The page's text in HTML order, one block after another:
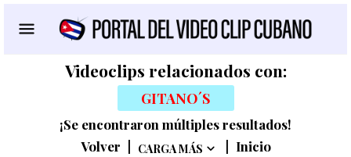
Videoclips relacionados con:
GITANO´S
¡Se encontraron múltiples resultados!
Volver
CARGA MÁS Inicio